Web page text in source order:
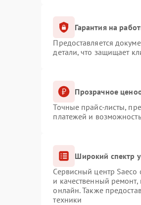
Гарантия на
Предоставляется
детали, что защищает
Прозрачное
Точные прайс-листы,
платежей и
Широкий спектр
Сервисный центр Saeco
и качественный ремонт,
онлайн. Также
техники